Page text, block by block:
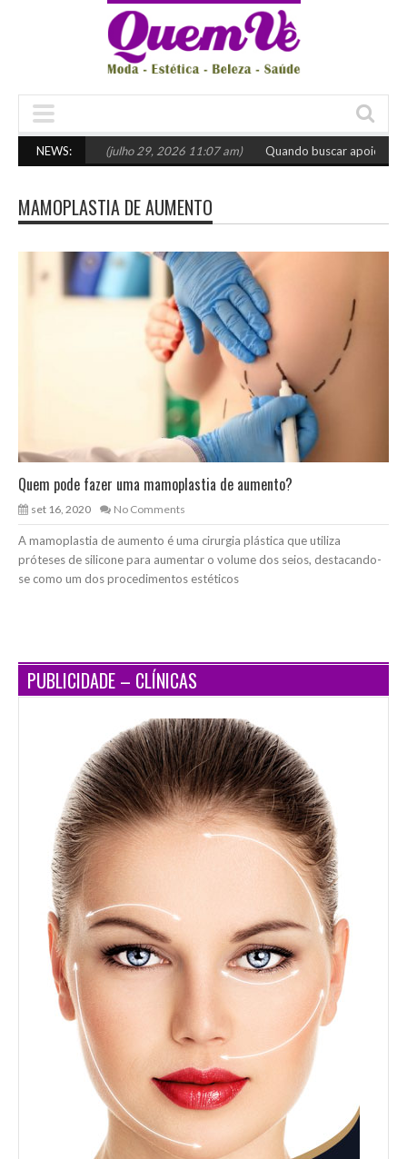
NEWS:
o certo (julho 29, 2026 11:07 am) Quando buscar apoio
MAMOPLASTIA DE AUMENTO
Quem pode fazer uma mamoplastia de aumento?
set 16, 2020 No Comments
A mamoplastia de aumento é uma cirurgia plástica que utiliza
próteses de silicone para aumentar o volume dos seios, destacando-
se como um dos procedimentos estéticos
PUBLICIDADE – CLÍNICAS